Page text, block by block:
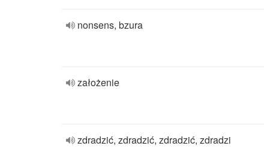
nonsens, bzura
założenie
zdradzić, zdradzić, zdradzić, zdradzi